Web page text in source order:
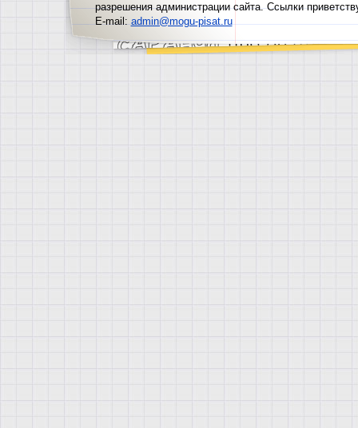
разрешения администрации сайта. Ссылки
E-mail:admin@mogu-pisat.ru